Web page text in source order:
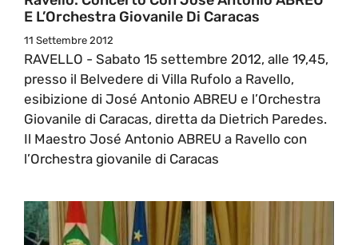
E L’Orchestra Giovanile Di Caracas
11 Settembre 2012
RAVELLO - Sabato 15 settembre 2012, alle 19,45,
presso il Belvedere di Villa Rufolo a Ravello,
esibizione di José Antonio ABREU e l’Orchestra
Giovanile di Caracas, diretta da Dietrich Paredes.
Il Maestro José Antonio ABREU a Ravello con
l’Orchestra giovanile di Caracas